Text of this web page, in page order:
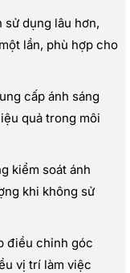
sử dụng lâu hơn,
lần, phù hợp cho
cấp ánh sáng
quả trong môi
kiểm soát ánh
khi không sử
điều chỉnh góc
vị trí làm việc